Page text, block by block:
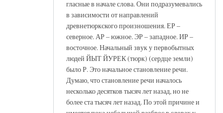
гласные в начале слова. Они подразумевались
в зависимости от направлений
древнетюркского произношения. ЕР –
северное. АР – южное. ЭР – западное. ИР –
восточное. Начальный звук у первобытных
людей ЙЫТ ЙУРЕК (тюрк) (сердце земли)
было Р. Это начальное становление речи.
Думаю, что становление речи началось
несколько десятков тысяч лет назад, но не
более ста тысяч лет назад. По этой причине и